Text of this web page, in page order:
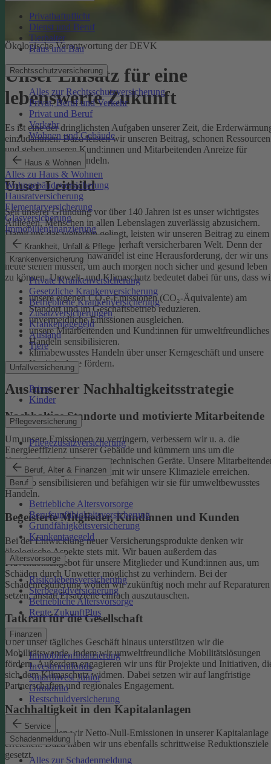
Privathaftpflicht
Dienst und Beruf
Tierhalter
Haus und Bau
Rechtsschutzversicherung
Alles zur Rechtsschutzversicherung
Privat, Beruf und Verkehr
Privat und Beruf
Verkehr
Wohnen und Gebäude
Haus & Wohnen
Alles zu Haus & Wohnen
Wohngebäudeversicherung
Hausratversicherung
Elementarversicherung
Glasversicherung
Immobilienfinanzierung
Krankheit, Unfall & Pflege
Krankenversicherung
Private Krankenversicherung
Gesetzliche Krankenversicherung
Betriebliche Krankenversicherung
Zusatzversicherungen
Krankentagegeld
Ausland
Tiere
Unfallversicherung
Privat
Kinder
Pflegeversicherung
Pflegezusatzversicherung
Beruf, Alter & Finanzen
Beruf
Betriebliche Altersvorsorge
Berufsunfähigkeitsversicherung
Grundfähigkeitsversicherung
Krankentagegeld
Altersvorsorge
Risikolebensversicherung
Sterbegeldversicherung
Betriebliche Altersvorsorge
Rente ZukunftPlus
Finanzen
Immobilienfinanzierung
Investmentfonds
SmartInvest Junior
Girokonto
Restschuldversicherung
Service
Schadenmeldung
Alles zur Schadenmeldung
Ökologische Verantwortung der DEVK
Unser Einsatz für eine
lebenswerte Zukunft
Es ist eine der dringlichsten Aufgaben unserer Zeit, die
einzudämmen. Dazu leisten wir unseren Beitrag, schonen Ressourcen
und geben unseren Kund:innen und Mitarbeitenden Anreize für
umweltbewusstes Handeln.
Unser Leitbild
Seit unserer Gründung vor über 140 Jahren ist es unser wichtigstes
Anliegen, Menschen in allen Lebenslagen zuverlässig abzusichern.
Damit uns das weiterhin gelingt, leisten wir unseren Beitrag zu einem
gesunden Klima und einer dauerhaft versicherbaren Welt. Denn der
menschgemachte Klimawandel ist eine Herausforderung, der wir uns
heute stellen müssen, um auch morgen noch sicher und gesund leben
zu können.Umwelt- und Klimaschutz bedeutet dabei für uns, dass
unsere eigenen CO₂e-Emissionen (CO₂-Äquivalente) am
Standort und im Geschäftsbetrieb reduzieren.
unvermeidliche Emissionen ausgleichen.
unsere Mitarbeitenden und Kund:innen für umweltfreundliches
Handeln sensibilisieren.
klimabewusstes Handeln über unser Kerngeschäft und unsere
Kapitalanlage fördern.
Aus unserer Nachhaltigkeitsstrategie
Nachhaltige Standorte und motivierte Mitarbeitende
Um unsere Emissionen zu verringern, verbessern wir u. a. die
Energieeffizienz unserer Gebäude und kümmern uns um die
Kreislaufwirtschaft unserer technischen Geräte. Unsere
sind ein wichtiger Hebel, damit wir unsere Klimaziele erreichen.
Deshalb sensibilisieren und befähigen wir sie für umweltbewusstes
Handeln.
Begeisterte Mitglieder, Kundinnen und Kunden
Bei der Entwicklung neuer Versicherungsprodukte denken wir
ökologische Aspekte stets mit. Wir bauen außerdem das
Präventionsangebot für unsere Mitglieder und Kund:innen aus, um
Schäden durch Unwetter möglichst zu verhindern. Bei der
Schadenregulierung wollen wir zukünftig noch mehr auf Reparaturen
setzen, anstatt Ersatzteile einfach auszutauschen.
Tatkraft für die Gesellschaft
Über unser tägliches Geschäft hinaus unterstützen wir die
Mobilitätswende, indem wir umweltfreundliche Mobilitätslösungen
fördern. Außerdem engagieren wir uns für Projekte und Initiativen,
sich dem Klimaschutz widmen. Dabei setzen wir auf langfristige
Partnerschaften und regionales Engagement.
Nachhaltigkeit in den Kapitalanlagen
Bis 2050 wollen wir Netto-Null-Emissionen in unserer Kapitalanlage
erreichen. Dazu haben wir uns ebenfalls schrittweise Reduktionsziele
gesetzt.